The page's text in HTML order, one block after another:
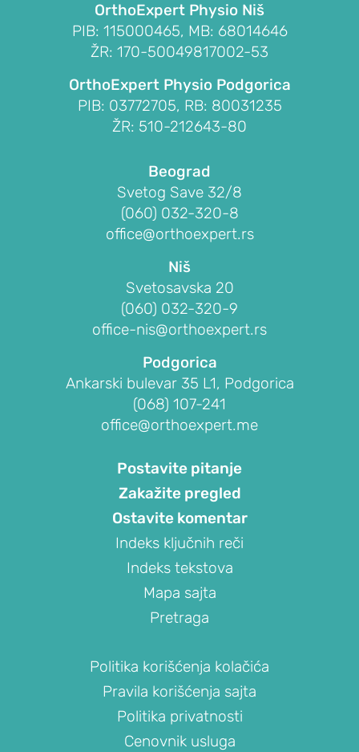
ORTHOEXPERT
EDUCATION
udruženju
OrthoExpert
obaveštenja
OBOLJENJA
(impindžment,
adhezivni
Nestabilnost
OrthoExpert Physio Niš
PIB: 115000465, MB: 68014646
ŽR: 170-50049817002-53
OrthoExpert Physio Podgorica
PIB: 03772705, RB: 80031235
ŽR: 510-212643-80
Beograd
Svetog Save 32/8
(060) 032-320-8
office@orthoexpert.rs
Niš
Svetosavska 20
(060) 032-320-9
office-nis@orthoexpert.rs
Podgorica
Ankarski bulevar 35 L1, Podgorica
(068) 107-241
office@orthoexpert.me
Postavite pitanje
Zakažite pregled
Ostavite komentar
Indeks ključnih reči
Indeks tekstova
Mapa sajta
Pretraga
Politika korišćenja kolačića
Pravila korišćenja sajta
Politika privatnosti
Cenovnik usluga